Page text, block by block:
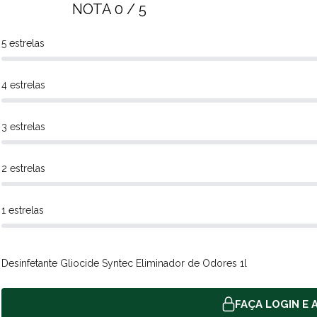
NOTA 0 / 5
5 estrelas
4 estrelas
3 estrelas
2 estrelas
1 estrelas
Desinfetante Gliocide Syntec Eliminador de Odores 1l
FAÇA LOGIN E